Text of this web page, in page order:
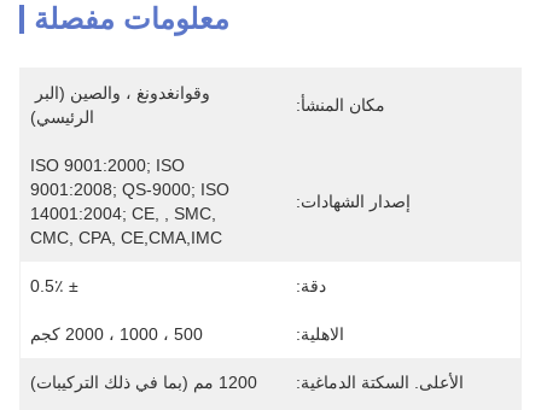
معلومات مفصلة
مكان المنشأ:
الرئيسي)
إصدار الشهادات:
ISO 9001:2000; ISO
9001:2008; QS-9000; ISO
14001:2004; CE, , SMC,
CMC, CPA, CE,CMA,IMC
دقة: ± 0.5٪
الاهلية: 500 ، 1000 ، 2000 كجم
الأعلى. السكتة الدماغية: 1200 مم (بما في ذلك التركيبات)